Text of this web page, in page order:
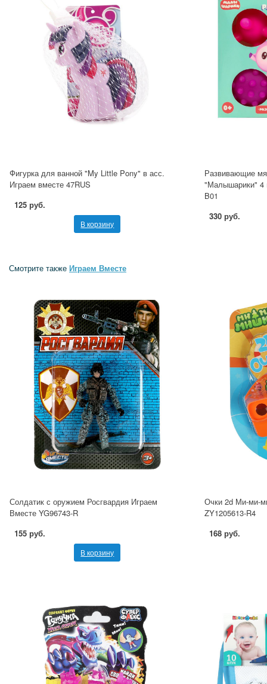
Фигурка для ванной "My Little Pony" в асс.
Играем вместе 47RUS
125 руб.
В корзину
Развивающие
"Малышарики" 4
B01
330 руб.
Смотрите также Играем Вместе
Солдатик с оружием Росгвардия Играем
Вместе YG96743-R
155 руб.
В корзину
Очки 2d Ми-ми-
ZY1205613-R4
168 руб.